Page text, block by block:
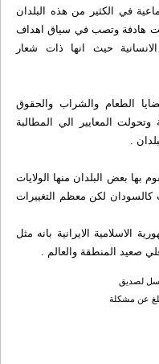
في الكثير من هذه البلدان
هادفة وتصب في سياق اهداف
حيث انها ذات شعار
الطعام والشراب والحقوق
المعايير الي المطالبة
.
بعض البلدان منها الولايات
كالسودان لكن معظم التغييرات
الاسلامية الايرانية بانه مثل
صعيد المنطقة والعالم .
لصديق
عن مشكلة